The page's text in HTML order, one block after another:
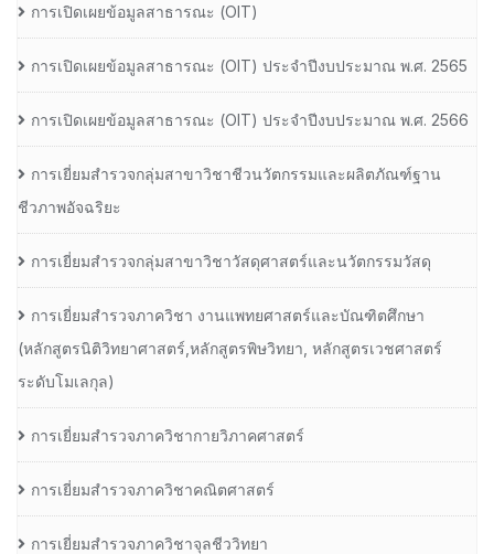
การเปิดเผยข้อมูลสาธารณะ (OIT)
การเปิดเผยข้อมูลสาธารณะ (OIT) ประจำปีงบประมาณ พ.ศ. 2565
การเปิดเผยข้อมูลสาธารณะ (OIT) ประจำปีงบประมาณ พ.ศ. 2566
การเยี่ยมสำรวจกลุ่มสาขาวิชาชีวนวัตกรรมและผลิตภัณฑ์ฐาน
ชีวภาพอัจฉริยะ
การเยี่ยมสำรวจกลุ่มสาขาวิชาวัสดุศาสตร์และนวัตกรรมวัสดุ
การเยี่ยมสำรวจภาควิชา งานแพทยศาสตร์และบัณฑิตศึกษา
(หลักสูตรนิติวิทยาศาสตร์,หลักสูตรพิษวิทยา, หลักสูตรเวชศาสตร์
ระดับโมเลกุล)
การเยี่ยมสำรวจภาควิชากายวิภาคศาสตร์
การเยี่ยมสำรวจภาควิชาคณิตศาสตร์
การเยี่ยมสำรวจภาควิชาจุลชีววิทยา